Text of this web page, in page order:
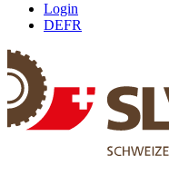
Login
DEFR